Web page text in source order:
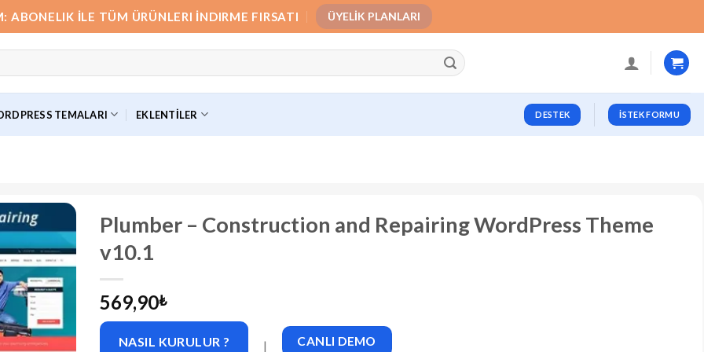
ABONELIK İLE TÜM ÜRÜNLERI İNDIRME FIRSATI ÜYELIK PLANLARI
TEMALARI EKLENTILER DESTEK İSTEK FORMU
Plumber – Construction and Repairing WordPress Theme
v10.1
569,90₺
NASIL KURULUR ? | CANLI DEMO